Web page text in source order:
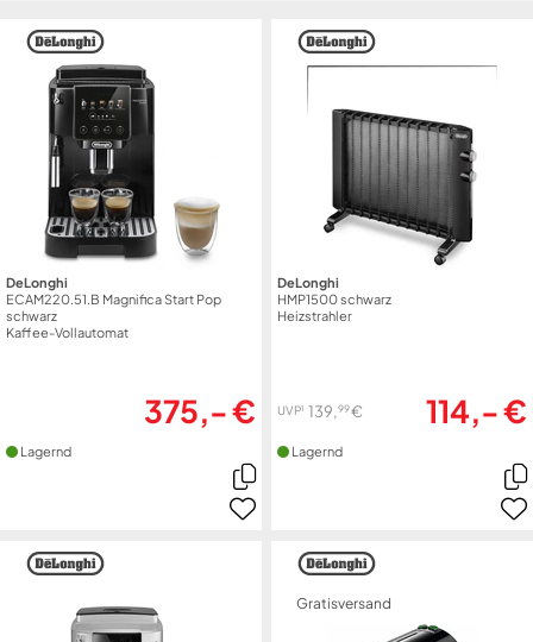
DeLonghi
ECAM220.51.B Magnifica Start Pop
schwarz
Kaffee-Vollautomat
375,- €
Lagernd
DeLonghi
HMP1500 schwarz
Heizstrahler
UVP1 139,99€ 114,- €
Lagernd
Gratisversand